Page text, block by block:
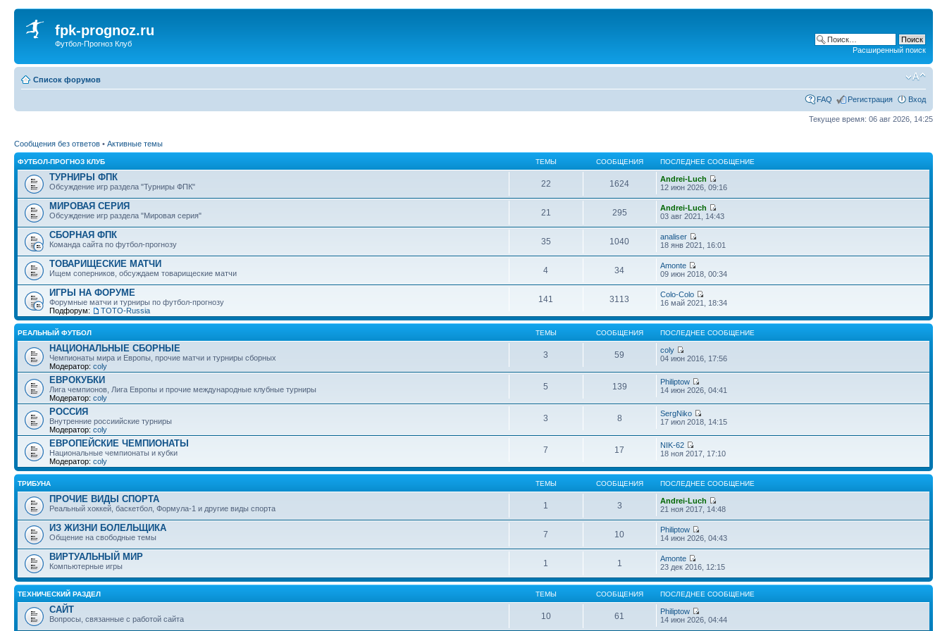
fpk-prognoz.ru
Футбол-Прогноз Клуб
Расширенный поиск
Список форумов
FAQ Регистрация Вход
Текущее время: 06 авг 2026, 14:25
Сообщения без ответов • Активные темы
ФУТБОЛ-ПРОГНОЗ КЛУБ ТЕМЫ СООБЩЕНИЯ ПОСЛЕДНЕЕ СООБЩЕНИЕ
ТУРНИРЫ ФПК
Обсуждение игр раздела "Турниры ФПК" 22 1624
Andrei-Luch
12 июн 2026, 09:16
МИРОВАЯ СЕРИЯ
Обсуждение игр раздела "Мировая серия" 21 295
Andrei-Luch
03 авг 2021, 14:43
СБОРНАЯ ФПК
Команда сайта по футбол-прогнозу 35 1040
analiser
18 янв 2021, 16:01
ТОВАРИЩЕСКИЕ МАТЧИ
Ищем соперников, обсуждаем товарищеские матчи 4 34
Amonte
09 июн 2018, 00:34
ИГРЫ НА ФОРУМЕ
Форумные матчи и турниры по футбол-прогнозу
Подфорум:
ТОТО-Russia
141 3113
Colo-Colo
16 май 2021, 18:34
РЕАЛЬНЫЙ ФУТБОЛ ТЕМЫ СООБЩЕНИЯ ПОСЛЕДНЕЕ СООБЩЕНИЕ
НАЦИОНАЛЬНЫЕ СБОРНЫЕ
Чемпионаты мира и Европы, прочие матчи и турниры сборных
Модератор: coly
3 59
coly
04 июн 2016, 17:56
ЕВРОКУБКИ
Лига чемпионов, Лига Европы и прочие международные клубные турниры
Модератор: coly
5 139
Philiptow
14 июн 2026, 04:41
РОССИЯ
Внутренние россиийские турниры
Модератор: coly
3 8
SergNiko
17 июл 2018, 14:15
ЕВРОПЕЙСКИЕ ЧЕМПИОНАТЫ
Национальные чемпионаты и кубки
Модератор: coly
7 17
NIK-62
18 ноя 2017, 17:10
ТРИБУНА ТЕМЫ СООБЩЕНИЯ ПОСЛЕДНЕЕ СООБЩЕНИЕ
ПРОЧИЕ ВИДЫ СПОРТА
Реальный хоккей, баскетбол, Формула-1 и другие виды спорта 1 3
Andrei-Luch
21 ноя 2017, 14:48
ИЗ ЖИЗНИ БОЛЕЛЬЩИКА
Общение на свободные темы 7 10
Philiptow
14 июн 2026, 04:43
ВИРТУАЛЬНЫЙ МИР
Компьютерные игры 1 1
Amonte
23 дек 2016, 12:15
ТЕХНИЧЕСКИЙ РАЗДЕЛ ТЕМЫ СООБЩЕНИЯ ПОСЛЕДНЕЕ СООБЩЕНИЕ
САЙТ
Вопросы, связанные с работой сайта 10 61
Philiptow
14 июн 2026, 04:44